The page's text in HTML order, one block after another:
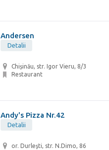
Andersen
Detalii
Chișinău, str. Igor Vieru, 8/3
Restaurant
Andy's Pizza Nr.42
Detalii
or. Durleşti, str. N.Dimo, 86